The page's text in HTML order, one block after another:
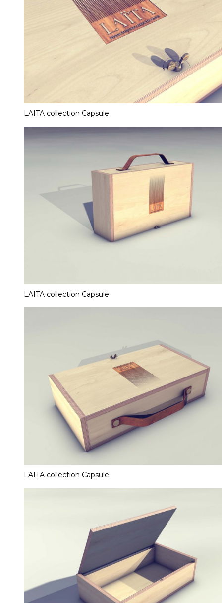
LAITA collection Capsule
LAITA collection Capsule
LAITA collection Capsule